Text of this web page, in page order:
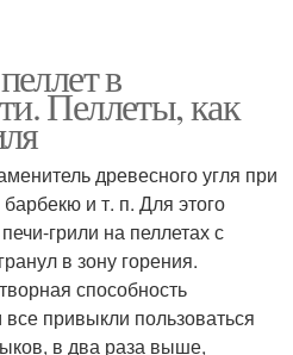
в
Пеллеты, как
древесного угля при
и т. п. Для этого
грили на пеллетах с
в зону горения.
способность
привыкли пользоваться
в два раза выше,